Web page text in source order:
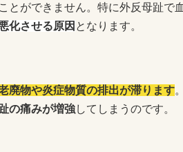
とができません。特に外反母趾で
化させる原因 となります。
廃物や炎症物質の排出が滞ります
の痛みが増強してしまうのです。